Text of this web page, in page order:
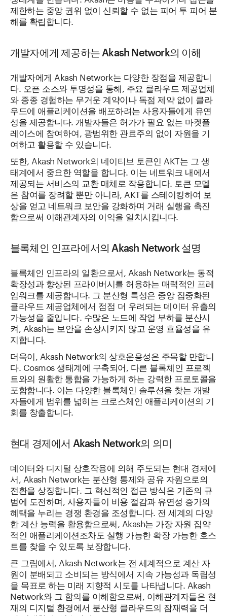
제한하는 중앙 권위 없이 신뢰할 수 없는 피어 투 피어 분
해를 확립합니다.
개발자에게 제공하는 Akash Network의 이해
개발자에게 Akash Network는 다양한 장점을 제공합니
다. 오픈 소스와 투명성을 통해, 주요 클라우드 제공업체
와 종종 경험하는 무거운 계약이나 독점 제약 없이 클라
우드에 애플리케이션을 배포하려는 사용자들에게 유연
성을 제공합니다. 개발자들은 허가가 필요 없는 마켓플
레이스에 참여하여, 광범위한 관료주의 없이 자원을 기
여하고 활용할 수 있습니다.
또한, Akash Network의 네이티브 토큰인 AKT는 그 생
태계에서 중요한 역할을 합니다. 이는 네트워크 내에서
제공되는 서비스의 교환 매체로 작용합니다. 토큰 모델
은 참여를 장려할 뿐만 아니라, AKT를 스테이킹하여 보
상을 얻고 네트워크 보안을 강화하며 거래 실행을 촉진
함으로써 이해관계자의 이익을 일치시킵니다.
블록체인 인프라에서의 Akash Network 설명
블록체인 인프라의 일환으로서, Akash Network는 동적
확장성과 향상된 프라이버시를 허용하는 매력적인 프레
임워크를 제공합니다. 그 분산형 특성은 중앙 집중화된
클라우드 제공업체에서 점점 더 우려되는 데이터 유출의
가능성을 줄입니다. 수많은 노드에 작업 부하를 분산시
켜, Akash는 보안을 손상시키지 않고 운영 효율성을 유
지합니다.
더욱이, Akash Network의 상호운용성은 주목할 만합니
다. Cosmos 생태계에 구축되어, 다른 블록체인 프로젝
트와의 원활한 통합을 가능하게 하는 강력한 프로토콜을
포함합니다. 이는 다양한 블록체인 솔루션을 찾는 개발
자들에게 범위를 넓히는 크로스체인 애플리케이션의 기
회를 창출합니다.
현대 경제에서 Akash Network의 의미
데이터와 디지털 상호작용에 의해 주도되는 현대 경제에
서, Akash Network는 분산형 통제와 공유 자원으로의
전환을 상징합니다. 그 혁신적인 접근 방식은 기존의 규
범에 도전하며, 사용자들이 비용 절감과 유연성 증가의
혜택을 누리는 경쟁 환경을 조성합니다. 전 세계의 다양
한 계산 능력을 활용함으로써, Akash는 가장 자원 집약
적인 애플리케이션조차도 실행 가능한 확장 가능한 호스
트를 찾을 수 있도록 보장합니다.
큰 그림에서, Akash Network는 전 세계적으로 계산 자
원이 분배되고 소비되는 방식에서 지속 가능성과 독립성
을 목표로 하는 미래 지향적 시도를 나타냅니다. Akash
Network와 그 함의를 이해함으로써, 이해관계자들은 현
재의 디지털 환경에서 분산형 클라우드의 잠재력을 더